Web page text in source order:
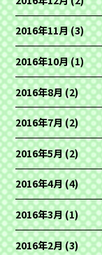
2016年11月(3)
2016年10月(1)
2016年8月(2)
2016年7月(2)
2016年5月(2)
2016年4月(4)
2016年3月(1)
2016年2月(3)